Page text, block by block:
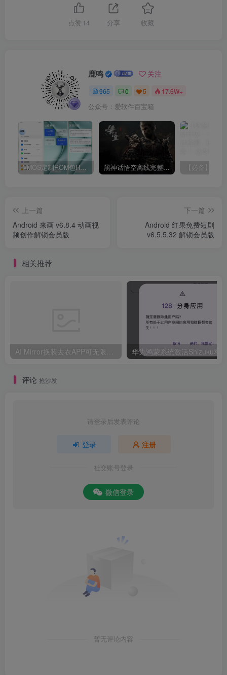
点赞 14 分享 收藏
鹿鸣 关注
965 0 5 17.6W+
公众号：爱软件百宝箱
VMOS定制ROM包HnciseOS9.6.0兼容解锁 黑神话悟空离线完整版+修改器
上一篇
Android 来画 v6.8.4 动画视
频创作解锁会员版
下一篇
Android 红果免费短剧
v6.5.5.32 解锁会员版
相关推荐
AI Mirror换装去衣APP可无限白嫖！
评论 抢沙发
请登录后发表评论
登录 注册
社交账号登录
微信登录
暂无评论内容